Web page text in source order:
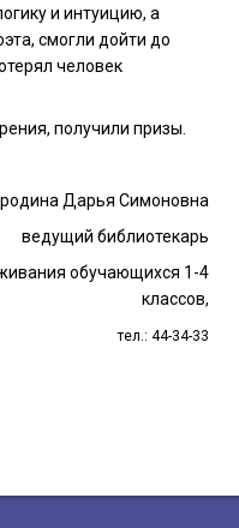
и интуицию, а
смогли дойти до
человек
получили призы.
Дарья Симоновна
ведущий библиотекарь
обучающихся 1-4
классов,
тел.: 44-34-33